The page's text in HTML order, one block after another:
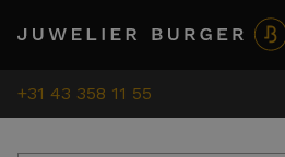
+31 43 358 11 55